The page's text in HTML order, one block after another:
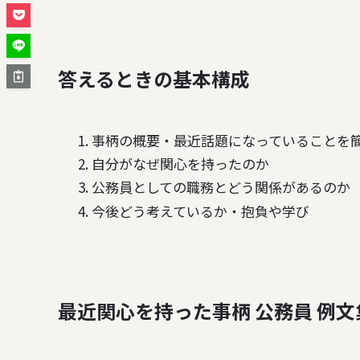
答えるときの基本構成
事柄の概要・最近話題になっていることを
自分がなぜ関心を持ったのか
公務員としての職務とどう関係があるのか
今後どう考えているか・抱負や学び
最近関心を持った事柄 公務員 例